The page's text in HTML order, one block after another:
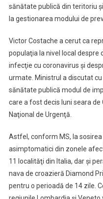
sănătate publică din teritoriu
la gestionarea modului de
Victor Costache a cerut ca
populaţia la nivel local despre
infecţie cu coronavirus şi
urmate. Ministrul a discutat
sănătate publică modul de
care a fost decis luni seara
Naţional de Urgenţă.
Astfel, conform MS, la
asimptomatici din zonele
11 localităţi din Italia, dar şi
nava de croazieră Diamond
pentru o perioadă de 14 zile.